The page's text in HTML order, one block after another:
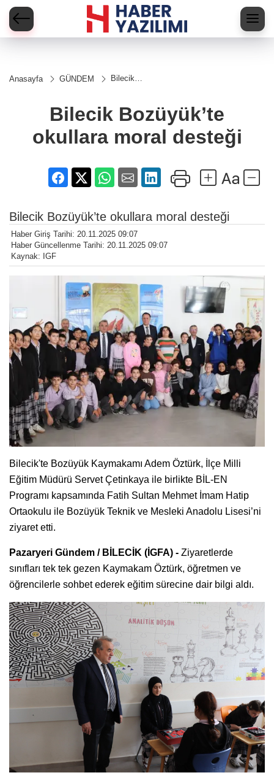
Anasayfa GÜNDEM
Bilecik
moral
desteği
Bilecik Bozüyük’te
okullara moral desteği
Bilecik Bozüyük’te okullara moral desteği
Haber Giriş Tarihi: 20.11.2025 09:07
Haber Güncellenme Tarihi: 20.11.2025 09:07
Kaynak: IGF
Bilecik'te Bozüyük Kaymakamı Adem Öztürk, İlçe Milli
Eğitim Müdürü Servet Çetinkaya ile birlikte BİL-EN
Programı kapsamında Fatih Sultan Mehmet İmam Hatip
Ortaokulu ile Bozüyük Teknik ve Mesleki Anadolu Lisesi’ni
ziyaret etti.
Pazaryeri Gündem / BİLECİK (İGFA) - Ziyaretlerde
sınıfları tek tek gezen Kaymakam Öztürk, öğretmen ve
öğrencilerle sohbet ederek eğitim sürecine dair bilgi aldı.